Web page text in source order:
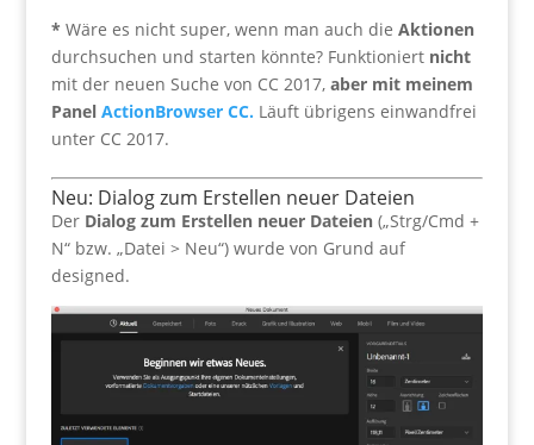
* Wäre es nicht super, wenn man auch die Aktionen
durchsuchen und starten könnte? Funktioniert nicht
mit der neuen Suche von CC 2017, aber mit meinem
Panel ActionBrowser CC. Läuft übrigens einwandfrei
unter CC 2017.
Neu: Dialog zum Erstellen neuer Dateien
DerDialog zum Erstellen neuer Dateien(„Strg/Cmd +
N“ bzw. „Datei > Neu“) wurde von Grund auf
designed.